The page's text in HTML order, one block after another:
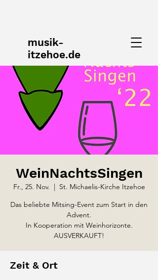
musik-
itzehoe.de
WeinNachtsSingen
Fr., 25. Nov.
  |
St. Michaelis-Kirche Itzehoe
Das beliebte Mitsing-Event zum Start in den
Advent.
In Kooperation mit Weinhorizonte.
AUSVERKAUFT!
Zeit & Ort